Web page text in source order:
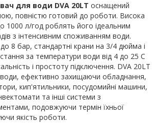
для води DVA 20LT оснащений
повністю готовий до роботи. Висока
1000 л/год роблять його ідеальним
з інтенсивним споживанням води.
8 бар, стандартні крани на 3/4 дюйма і
за температури води від 4 до 25 C
і простоту підключення. DVA 20LT
ефективно захищаючи обладнання,
кип'ятильники, посудомийні машини,
та інші системи з
подовжуючи термін їхньої
якість роботи.